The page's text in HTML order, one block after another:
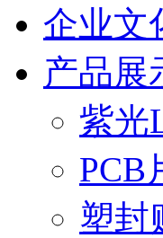
企业文
产品展
紫光
PCB
塑封